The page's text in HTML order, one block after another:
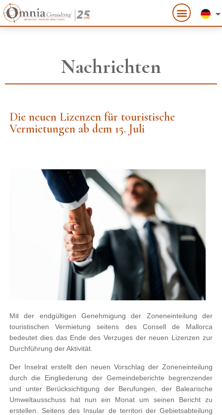
Nachrichten
Die neuen Lizenzen für touristische
Vermietungen ab dem 15. Juli
Mit der endgültigen Genehmigung der Zoneneinteilung der
touristischen Vermietung seitens des Consell de Mallorca
bedeutet dies das Ende des Verzuges der neuen Lizenzen zur
Durchführung der Aktivität.
Der Inselrat erstellt den neuen Vorschlag der Zoneneinteilung
durch die Eingliederung der Gemeindeberichte begrenzender
und unter Berücksichtigung der Berufungen, der Balearische
Umweltausschuss hat nun ein Monat um seinen Bericht zu
erstellen. Seitens des Insular de territori der Gebietsabteilung